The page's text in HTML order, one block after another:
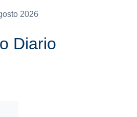
2026
Diario